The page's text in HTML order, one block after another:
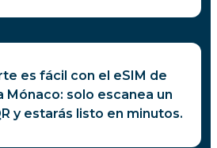
es fácil con el eSIM de
Mónaco: solo escanea un
y estarás listo en minutos.